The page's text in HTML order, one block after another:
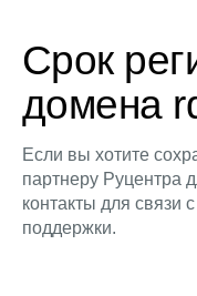
Срок
домена
Если вы хотите
партнеру Руцентра
контакты для связи
поддержки.